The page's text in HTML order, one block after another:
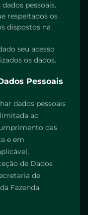
pessoais.
respeitados os
dispostos na
seu acesso
os dados.
Pessoais
dados pessoais
ao
das
e em
de Dados
de
Fazenda